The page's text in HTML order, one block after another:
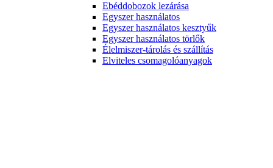
Ebéddobozok lezárása
Egyszer használatos
Egyszer használatos kesztyűk
Egyszer használatos törlők
Élelmiszer-tárolás és szállítás
Elviteles csomagolóanyagok